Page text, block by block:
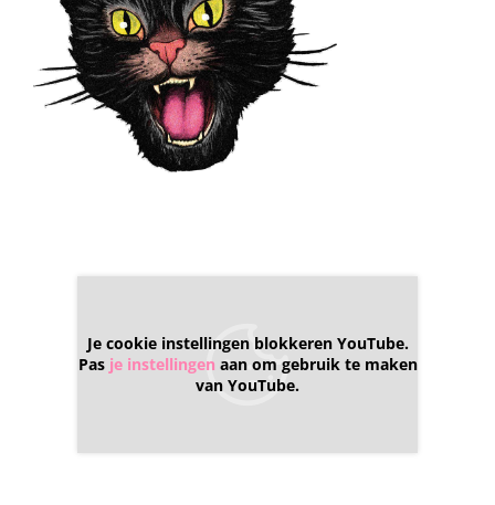
Je cookie instellingen blokkeren YouTube.
Pas je instellingen aan om gebruik te maken
van YouTube.